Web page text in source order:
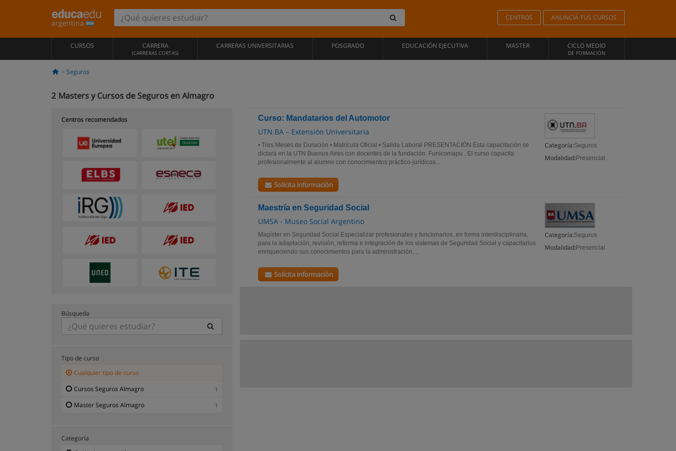
argentina
CENTROS ANUNCIÁ TUS CURSOS
CURSOS CARRERA
(CARRERAS CORTAS)
CARRERAS UNIVERSITARIAS POSGRADO EDUCACIÓN EJECUTIVA MASTER CICLO MEDIO
DE FORMACIÓN
Seguros
2 Masters y Cursos de Seguros en Almagro
Curso: Mandatarios del Automotor
UTN.BA – Extensión Universitaria
Categoría:Seguros
Modalidad: Presencial
• Tres Meses de Duración • Matrícula Oficial • Salida Laboral PRESENTACIÓN Esta capacitación se
dictará en la UTN Buenos Aires con docentes de la fundación Funicomapu . El curso capacita
profesionalmente al alumno con conocimientos práctico-jurídicos...
Solicita información
Maestría en Seguridad Social
UMSA - Museo Social Argentino
Categoría:Seguros
Modalidad: Presencial
Magíster en Seguridad Social Especializar profesionales y funcionarios, en forma interdisciplinaria,
para la adaptación, revisión, reforma e integración de los sistemas de Seguridad Social y capacitarlos
enriqueciendo sus conocimientos para la administración,...
Solicita información
Centros recomendados
Búsqueda
Tipo de curso
Cualquier tipo de curso
Cursos Seguros Almagro
1
Master Seguros Almagro
1
Categoría